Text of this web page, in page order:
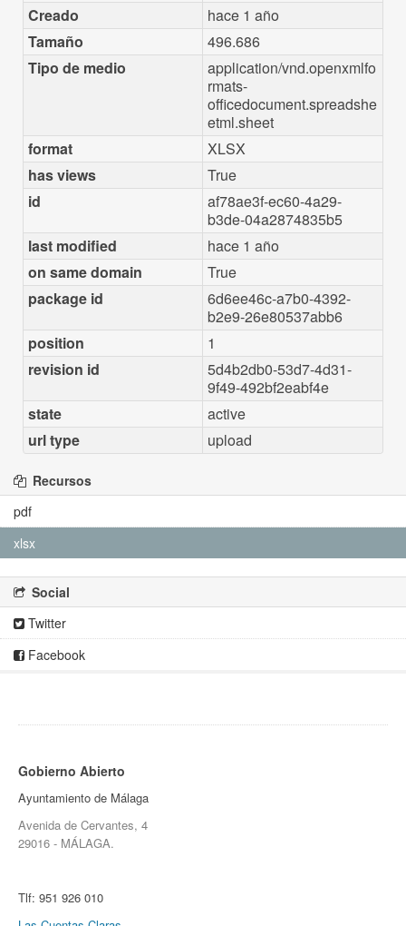
Creado
hace 1 año
Tamaño
496.686
Tipo de medio
application/vnd.openxmlfo
rmats-
officedocument.spreadshe
etml.sheet
format
XLSX
has views
True
id
af78ae3f-ec60-4a29-
b3de-04a2874835b5
last modified
hace 1 año
on same domain
True
package id
6d6ee46c-a7b0-4392-
b2e9-26e80537abb6
position
1
revision id
5d4b2db0-53d7-4d31-
9f49-492bf2eabf4e
state
active
url type
upload
Recursos
pdf
xlsx
Social
Twitter
Facebook
Gobierno Abierto
Ayuntamiento de Málaga
Avenida de Cervantes, 4
29016 - MÁLAGA.
Tlf: 951 926 010